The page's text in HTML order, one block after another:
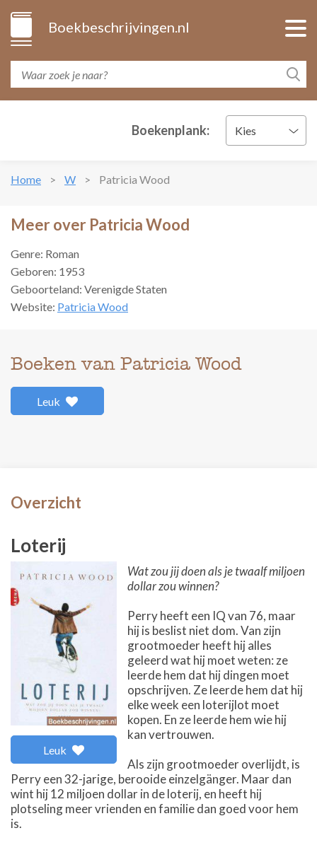
Boekbeschrijvingen.nl
Boekenplank: Kies
Home W Patricia Wood
Meer over Patricia Wood
Genre: Roman
Geboren: 1953
Geboorteland: Verenigde Staten
Website: Patricia Wood
Boeken van Patricia Wood
Leuk
Overzicht
Loterij
Leuk
Wat zou jij doen als je twaalf miljoen
dollar zou winnen?
Perry heeft een IQ van 76, maar
hij is beslist niet dom. Van zijn
grootmoeder heeft hij alles
geleerd wat hij moet weten: ze
leerde hem dat hij dingen moet
opschrijven. Ze leerde hem dat hij
elke week een loterijlot moet
kopen. En ze leerde hem wie hij
kan vertrouwen.
Als zijn grootmoeder overlijdt, is
Perry een 32-jarige, berooide einzelgänger. Maar dan
wint hij 12 miljoen dollar in de loterij, en heeft hij
plotseling meer vrienden en familie dan goed voor hem
is.